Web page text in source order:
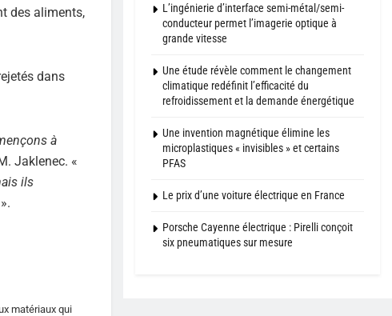
des aliments,
dans
à
Jaklenec. «
ils
».
matériaux qui
L’ingénierie d’interface semi-métal/semi-
conducteur permet l’imagerie optique à
grande vitesse
Une étude révèle comment le changement
climatique redéfinit l’efficacité du
refroidissement et la demande énergétique
Une invention magnétique élimine les
microplastiques « invisibles » et certains
PFAS
Le prix d’une voiture électrique en France
Porsche Cayenne électrique : Pirelli conçoit
six pneumatiques sur mesure